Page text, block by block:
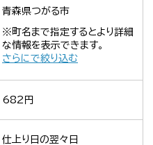
青森県つがる市
※町名まで指定するとより詳細
な情報を表示できます。
さらにで絞り込む
682円
仕上り日の翌々日